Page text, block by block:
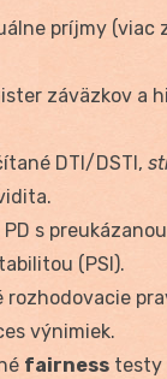
príjmy (viac
záväzkov a
DTI/DSTI,
s
(PSI).
rozhodovacie
výnimiek.
fairness testy